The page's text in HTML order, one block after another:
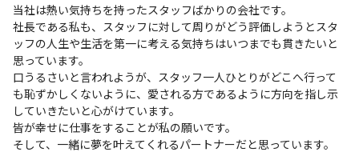
当社は熱い気持ちを持ったスタッフばかりの会社です。
社長である私も、スタッフに対して周りがどう評価しようとスタ
ッフの人生や生活を第一に考える気持ちはいつまでも貫きたいと
思っています。
口うるさいと言われようが、スタッフ一人ひとりがどこへ行って
も恥ずかしくないように、愛される方であるように方向を指し示
していきたいと心がけています。
皆が幸せに仕事をすることが私の願いです。
そして、一緒に夢を叶えてくれるパートナーだと思っています。